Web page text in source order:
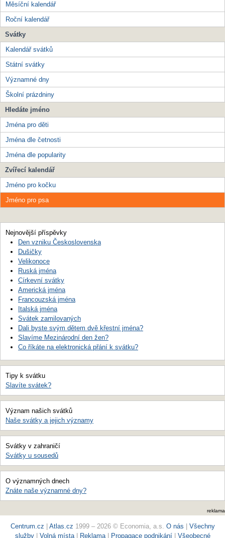
Měsíční kalendář
Roční kalendář
Svátky
Kalendář svátků
Státní svátky
Významné dny
Školní prázdniny
Hledáte jméno
Jména pro děti
Jména dle četnosti
Jména dle popularity
Zvířecí kalendář
Jméno pro kočku
Jméno pro psa
Nejnovější příspěvky
Den vzniku Československa
Dušičky
Velikonoce
Ruská jména
Církevní svátky
Americká jména
Francouzská jména
Italská jména
Svátek zamilovaných
Dali byste svým dětem dvě křestní jména?
Slavíme Mezinárodní den žen?
Co říkáte na elektronická přání k svátku?
Tipy k svátku
Slavíte svátek?
Význam našich svátků
Naše svátky a jejich významy
Svátky v zahraničí
Svátky u sousedů
O významných dnech
Znáte naše významné dny?
reklama
Centrum.cz Atlas.cz 1999 – 2026 © Economia, a.s. O nás
Všechny
služby
Volná místa| Reklama Propagace podnikání| Všeobecné